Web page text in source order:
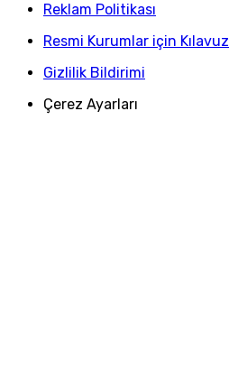
Reklam Politikası
Resmi Kurumlar için Kılavuz
Gizlilik Bildirimi
Çerez Ayarları